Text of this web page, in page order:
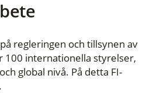
regleringen och tillsynen av
100 internationella styrelser,
global nivå. På detta FI-